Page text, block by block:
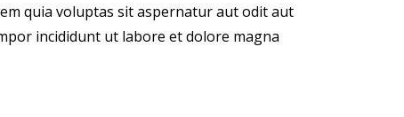
quia voluptas sit aspernatur aut odit aut
incididunt ut labore et dolore magna